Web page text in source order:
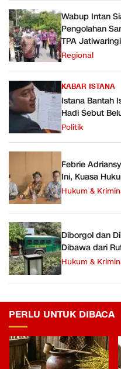
Wabup Intan
Pengolahan
TPA
Regional
KABAR ISTANA
Istana Bantah
Hadi Sebut
Politik
Febrie
Ini, Kuasa
Hukum &
Diborgol dan
Dibawa dari
Hukum &
PERLU UNTUK DIBACA